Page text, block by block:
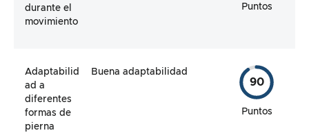
durante el
movimiento
Puntos
Adaptabilid
ad a
diferentes
formas de
pierna
Buena adaptabilidad
90
Puntos